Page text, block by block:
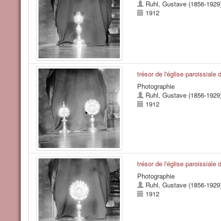
Ruhl, Gustave (1856-
1912
trésor de l'église paroissiale
Photographie
Ruhl, Gustave (1856-
1912
trésor de l'église paroissiale
Photographie
Ruhl, Gustave (1856-
1912